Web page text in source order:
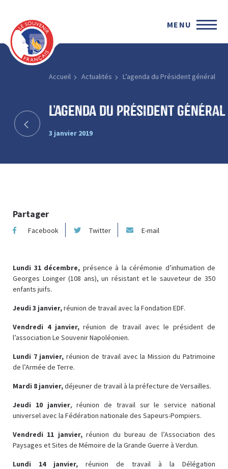
MENU
Accueil Actualités L’agenda du Président général
L’agenda du Président général
3 janvier 2019
Partager
Facebook Twitter E-mail
Lundi 31 décembre, présence à la cérémonie d’inhumation de
Georges Loinger (108 ans), un résistant et le sauveteur de 350
enfants juifs.
Jeudi 3 janvier,réunion de travail avec la Fondation EDF.
Vendredi 4 janvier,réunion de travail avec le président de
l’association Le Souvenir Napoléonien.
Lundi 7 janvier, réunion de travail avec la Mission du Patrimoine
de l’Armée de Terre.
Mardi 8 janvier,déjeuner de travail à la préfecture de Versailles.
Jeudi 10 janvier, réunion de travail sur le service national
universel avec la Fédération nationale des Sapeurs-Pompiers.
Vendredi 11 janvier,réunion du bureau de l’Association des
Paysages et Sites de Mémoire de la Grande Guerre à Verdun.
Lundi 14 janvier, réunion de travail à la Délégation